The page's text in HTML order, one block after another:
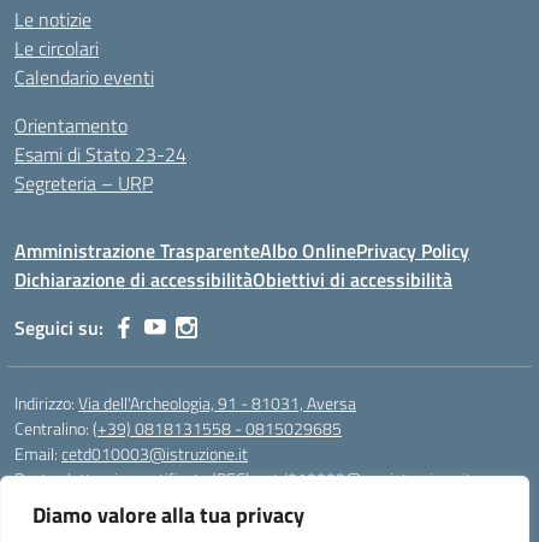
Diamo valore alla tua privacy
Le notizie
Le circolari
Calendario eventi
Orientamento
Esami di Stato 23-24
Segreteria – URP
Amministrazione TrasparenteAlbo OnlinePrivacy Policy
Dichiarazione di accessibilitàObiettivi di accessibilità
Seguici su:
Indirizzo:Via dell'Archeologia, 91 - 81031, Aversa
Centralino:(+39) 0818131558 - 0815029685
Email:cetd010003@istruzione.it
Posta elettronica certificata (PEC):cetd010003@pec.istruzione.it
Codice fiscale: 81000710616